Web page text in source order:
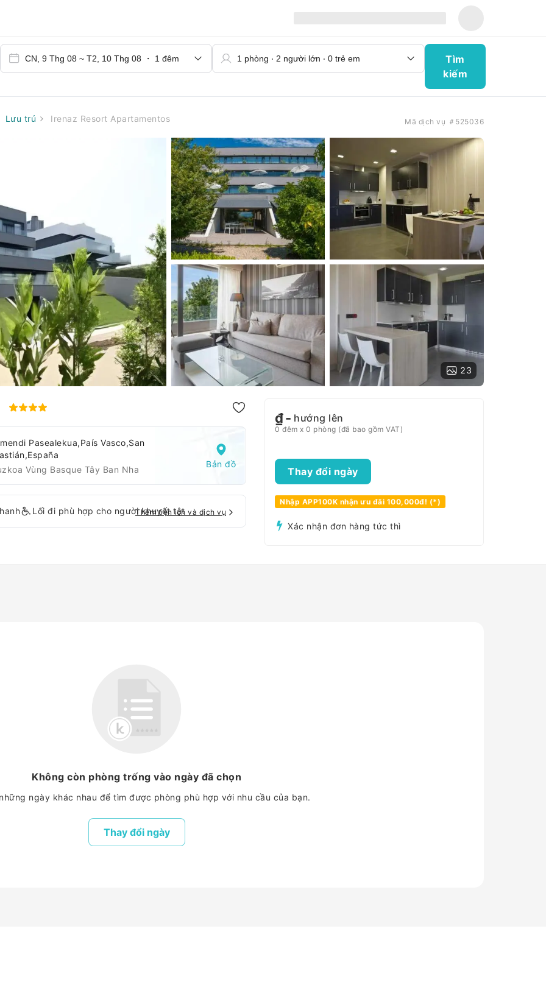
Tìm
kiếm
Lưu trú Irenaz Resort Apartamentos Mã dịch vụ ＃525036
23
Pasealekua,País Vasco,San
Vùng Basque Tây Ban Nha
Bản đồ
Lối đi phù hợp cho người khuyết tật
Thêm tiện ích và dịch vụ
₫- hướng lên
0 đêm x 0 phòng (đã bao gồm VAT)
Thay đổi ngày
Nhập APP100K nhận ưu đãi 100,000đ! (*)
Xác nhận đơn hàng tức thì
Không còn phòng trống vào ngày đã chọn
ngày khác nhau để tìm được phòng phù hợp với nhu cầu của bạn.
Thay đổi ngày